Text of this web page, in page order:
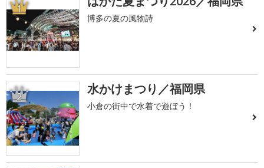
1
博多の夏の風物詩
2 水かけまつり／福岡県
小倉の街中で水着で遊ぼう！